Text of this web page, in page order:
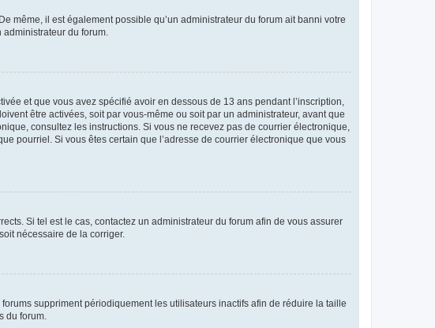
même, il est également possible qu’un administrateur du forum ait banni votre
du forum.
et que vous avez spécifié avoir en dessous de 13 ans pendant l’inscription,
être activées, soit par vous-même ou soit par un administrateur, avant que
consultez les instructions. Si vous ne recevez pas de courrier électronique,
pourriel. Si vous êtes certain que l’adresse de courrier électronique que vous
Si tel est le cas, contactez un administrateur du forum afin de vous assurer
nécessaire de la corriger.
suppriment périodiquement les utilisateurs inactifs afin de réduire la taille
du forum.